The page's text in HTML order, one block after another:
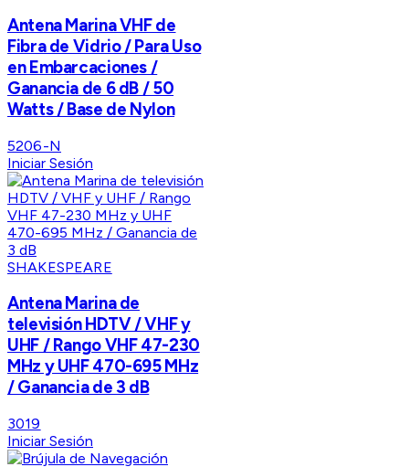
Antena Marina VHF de
Fibra de Vidrio / Para Uso
en Embarcaciones /
Ganancia de 6 dB / 50
Watts / Base de Nylon
5206-N
Iniciar Sesión
SHAKESPEARE
Antena Marina de
televisión HDTV / VHF y
UHF / Rango VHF 47-230
MHz y UHF 470-695 MHz
/ Ganancia de 3 dB
3019
Iniciar Sesión